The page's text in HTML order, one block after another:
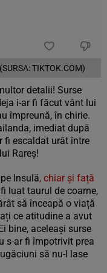
TIKTOK.COM)
detalii! Surse
i-ar fi făcut vânt lui
împreună, în chirie.
imediat după
fi escaldat urât între
Rareș!
Insulă, chiar și față
luat taurul de coarne,
să înceapă o viață
ce atitudine a avut
bine, aceleași surse
s-ar fi împotrivit prea
să nu-l lase